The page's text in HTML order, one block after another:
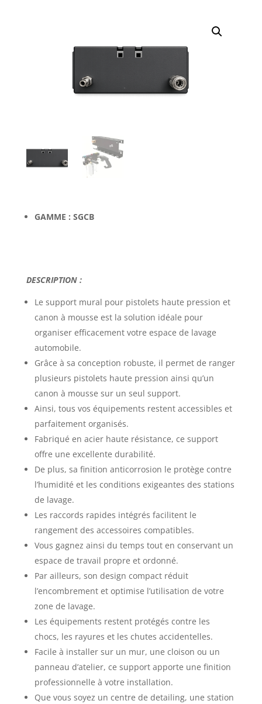
GAMME : SGCB
DESCRIPTION :
Le support mural pour pistolets haute pression et
canon à mousse est la solution idéale pour
organiser efficacement votre espace de lavage
automobile.
Grâce à sa conception robuste, il permet de ranger
plusieurs pistolets haute pression ainsi qu’un
canon à mousse sur un seul support.
Ainsi, tous vos équipements restent accessibles et
parfaitement organisés.
Fabriqué en acier haute résistance, ce support
offre une excellente durabilité.
De plus, sa finition anticorrosion le protège contre
l’humidité et les conditions exigeantes des stations
de lavage.
Les raccords rapides intégrés facilitent le
rangement des accessoires compatibles.
Vous gagnez ainsi du temps tout en conservant un
espace de travail propre et ordonné.
Par ailleurs, son design compact réduit
l’encombrement et optimise l’utilisation de votre
zone de lavage.
Les équipements restent protégés contre les
chocs, les rayures et les chutes accidentelles.
Facile à installer sur un mur, une cloison ou un
panneau d’atelier, ce support apporte une finition
professionnelle à votre installation.
Que vous soyez un centre de detailing, une station